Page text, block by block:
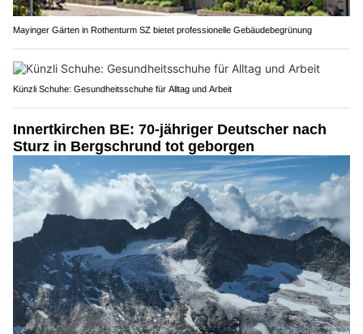
Mayinger Gärten in Rothenturm SZ bietet professionelle Gebäudebegrünung
Künzli Schuhe: Gesundheitsschuhe für Alltag und Arbeit
Innertkirchen BE: 70-jähriger Deutscher nach
Sturz in Bergschrund tot geborgen